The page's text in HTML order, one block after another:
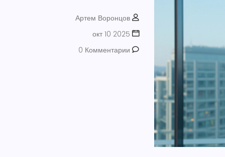
Артем Воронцов
окт 10 2025
0 Комментарии